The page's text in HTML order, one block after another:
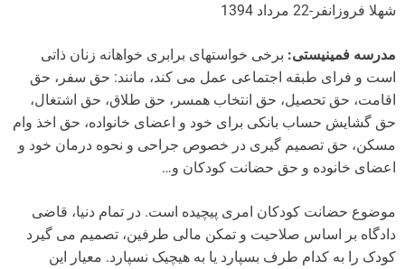
شهلا فروزانفر-22 مرداد 1394
مدرسه فمینیستی: برخی خواستهای برابری خواهانه زنان ذاتی
است و فرای طبقه اجتماعی عمل می کند، مانند: حق سفر، حق
اقامت، حق تحصیل، حق انتخاب همسر، حق طلاق، حق اشتغال،
حق گشایش حساب بانکی برای خود و اعضای خانواده، حق اخذ وام
مسکن، حق تصمیم گیری در خصوص جراحی و نحوه درمان خود و
اعضای خانوده و حق حضانت کودکان و…
موضوع حضانت کودکان امری پیچیده است. در تمام دنیا، قاضی
دادگاه بر اساس صلاحیت و تمکن مالی طرفین، تصمیم می گیرد
کودک را به کدام طرف بسپارد یا به هیچیک نسپارد. معیار این